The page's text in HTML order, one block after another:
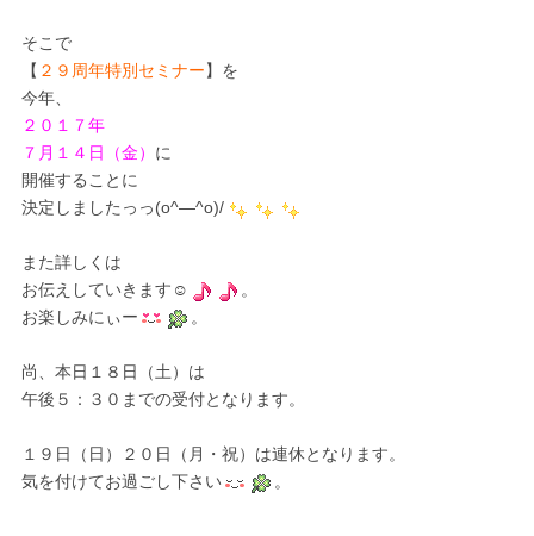
そこで
【 ２９周年特別セミナー】を
今年、
２０１７年
７月１４日（金） に
開催することに
決定しましたっっ(o^―^o)/
また詳しくは
お伝えしていきます☺
。
お楽しみにぃー
。
尚、本日１８日（土）は
午後５：３０までの受付となります。
１９日（日）２０日（月・祝）は連休となります。
気を付けてお過ごし下さい
。